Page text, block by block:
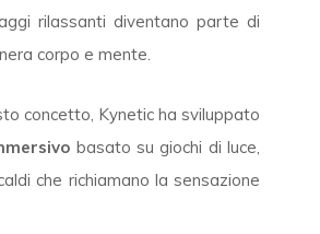
rilassanti diventano parte di
corpo e mente.
concetto, Kynetic ha sviluppato
basato su giochi di luce,
che richiamano la sensazione